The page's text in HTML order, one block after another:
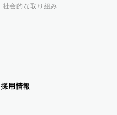
社会的な取り組み
採用情報